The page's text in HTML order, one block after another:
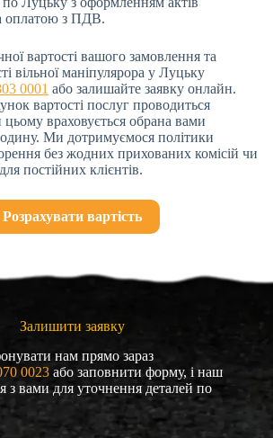
оплатою з ПДВ.
вартості вашого замовлення та
вільної маніпулярора у Луцьку
0001 або залишайте заявку онлайн.
вартості послуг проводиться
цьому враховується обрана вами
Ми дотримуємося політики
без жодних прихованих комісій чи
постійних клієнтів.
Розрахувати вартість
Залишити заявку
нам прямо зараз
0023 або заповнити форму, і наш
з вами для уточнення деталей по